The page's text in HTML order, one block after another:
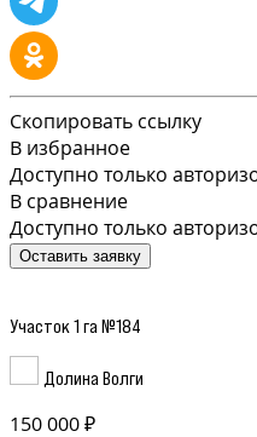
Скопировать ссылку
В избранное
Доступно только
В сравнение
Доступно только
Оставить заявку
Участок 1 га №184
Долина Волги
150 000 ₽